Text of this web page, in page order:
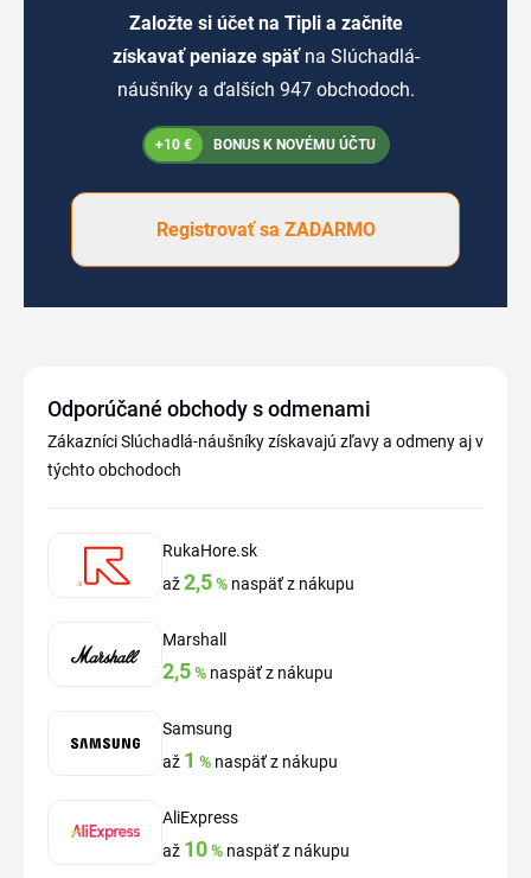
Založte si účet na Tipli a začnite
získavať peniaze späť na Slúchadlá-
náušníky a ďalších 947 obchodoch.
+10 € BONUS K NOVÉMU ÚČTU
Registrovať sa ZADARMO
Odporúčané obchody s odmenami
Zákazníci Slúchadlá-náušníky získavajú zľavy a odmeny aj v
týchto obchodoch
RukaHore.sk
až2,5% naspäť z nákupu
Marshall
2,5% naspäť z nákupu
Samsung
až 1 % naspäť z nákupu
AliExpress
až 10% naspäť z nákupu